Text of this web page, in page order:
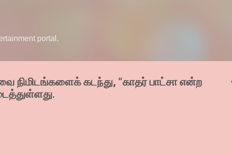
portal.
நிமிடங்களைக் கடந்து, “காதர் பாட்சா என்ற